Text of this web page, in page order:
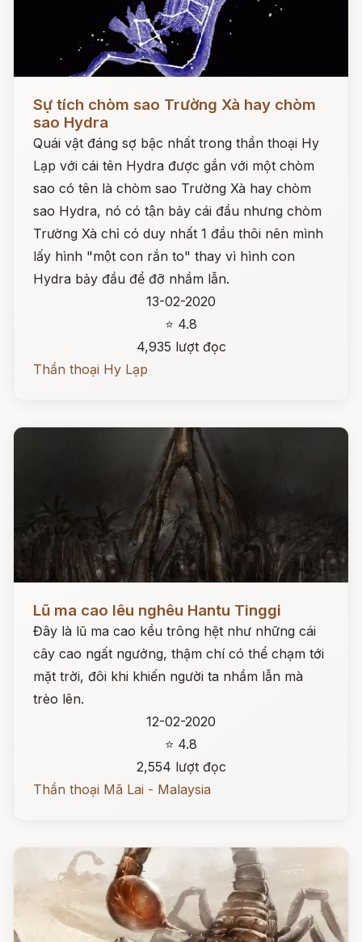
Sự tích chòm sao Trường Xà hay chòm
sao Hydra
Quái vật đáng sợ bậc nhất trong thần thoại Hy
Lạp với cái tên Hydra được gắn với một chòm
sao có tên là chòm sao Trường Xà hay chòm
sao Hydra, nó có tận bảy cái đầu nhưng chòm
Trường Xà chỉ có duy nhất 1 đầu thôi nên mình
lấy hình "một con rắn to" thay vì hình con
Hydra bảy đầu để đỡ nhầm lẫn.
13-02-2020
⭐ 4.8
4,935 lượt đọc
Thần thoại Hy Lạp
Lũ ma cao lêu nghêu Hantu Tinggi
Đây là lũ ma cao kều trông hệt như những cái
cây cao ngất ngưởng, thậm chí có thể chạm tới
mặt trời, đôi khi khiến người ta nhầm lẫn mà
trèo lên.
12-02-2020
⭐ 4.8
2,554 lượt đọc
Thần thoại Mã Lai - Malaysia